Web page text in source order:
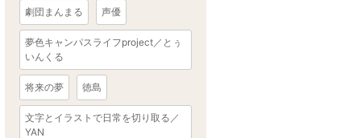
劇団まんまる 声優
夢色キャンパスライフproject／とぅ
いんくる
将来の夢 徳島
文字とイラストで日常を切り取る／
YAN